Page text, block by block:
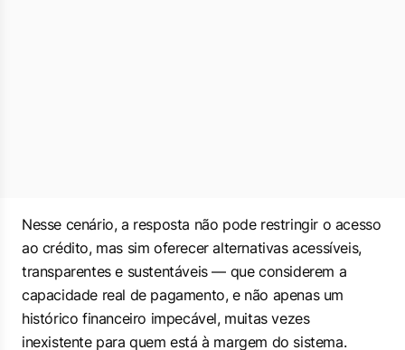
Nesse cenário, a resposta não pode restringir o acesso
ao crédito, mas sim oferecer alternativas acessíveis,
transparentes e sustentáveis — que considerem a
capacidade real de pagamento, e não apenas um
histórico financeiro impecável, muitas vezes
inexistente para quem está à margem do sistema.